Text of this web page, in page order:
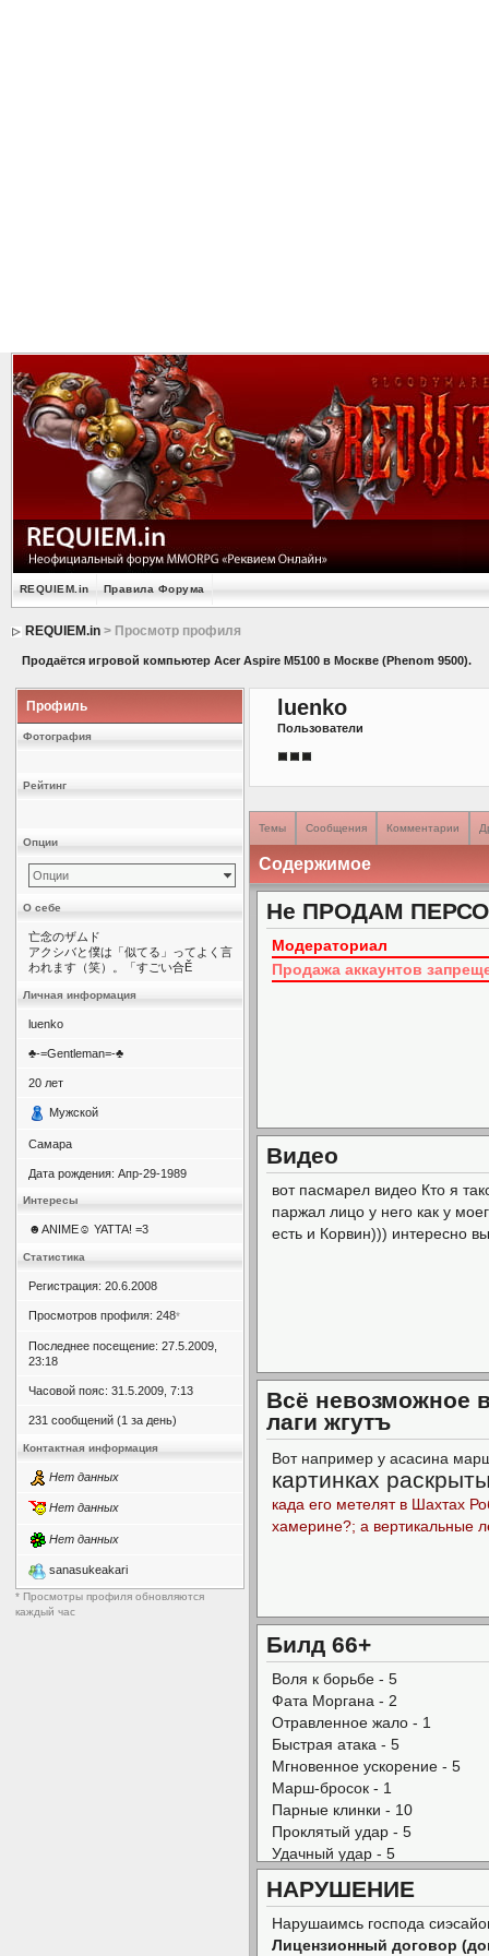
REQUIEM.in Правила Форума
REQUIEM.in> Просмотр профиля
Продаётся игровой компьютер Acer Aspire M5100 в Москве (Phenom 9500).
Профиль
Фотография
Рейтинг
Опции
Опции
О себе
亡念のザムド
アクシバと僕は「似てる」ってよく言
われます（笑）。「すごい合Ӗ
Личная информация
luenko
♣-=Gentleman=-♣
20 лет
Мужской
Самара
Дата рождения: Апр-29-1989
Интересы
☻ANIME☺ YATTA! =3
Статистика
Регистрация: 20.6.2008
Просмотров профиля: 248*
Последнее посещение: 27.5.2009,
23:18
Часовой пояс: 31.5.2009, 7:13
231 сообщений (1 за день)
Контактная информация
Нет данных
Нет данных
Нет данных
sanasukeakari
* Просмотры профиля обновляются
каждый час
luenko
Пользователи
Темы Сообщения Комментарии
Содержимое
Не ПРОДАМ
Модераториал
Продажа аккаунтов
Видео
вот пасмарел видео Кто я
паржал лицо у него как у
есть и Корвин))) интересно
Всё невозможное
лаги жгутъ
Вот например у асасина
картинках
када его метелят в Шахтах
хамерине?; а вертикальные
Билд 66+
Воля к борьбе - 5
Фата Моргана - 2
Отравленное жало - 1
Быстрая атака - 5
Мгновенное ускорение - 5
Марш-бросок - 1
Парные клинки - 10
Проклятый удар - 5
Удачный удар - 5
Скрытность - 8
Стойкость - 7
Ослепляющая атака - 5
Жестокий порыв - 4
НАРУШЕНИЕ
Нарушаимсь господа
Лицензионный договор